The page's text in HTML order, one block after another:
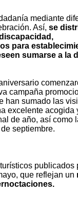
mediante
Así, se
para
sumarse a la
campaña
han sumado las
excelente acogida
de año, así como
septiembre.
publicados
que reflejan un